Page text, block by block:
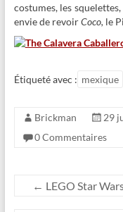
costumes, les
envie de revoirCoco, le
Étiqueté avec : mexique
Brickman 29
0 Commentaires
← LEGO Star